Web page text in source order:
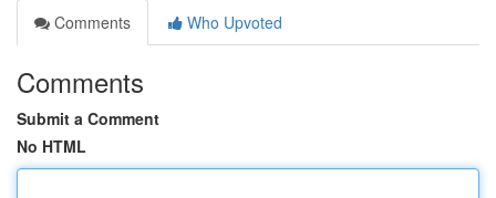
Comments
Who Upvoted
Comments
Submit a Comment
No HTML